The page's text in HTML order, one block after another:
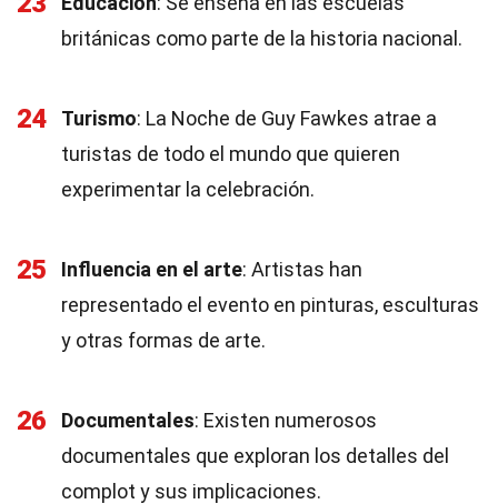
británicas como parte de la historia nacional.
24 Turismo: La Noche de Guy Fawkes atrae a
turistas de todo el mundo que quieren
experimentar la celebración.
25 Influencia en el arte: Artistas han
representado el evento en pinturas, esculturas
y otras formas de arte.
26 Documentales: Existen numerosos
documentales que exploran los detalles del
complot y sus implicaciones.